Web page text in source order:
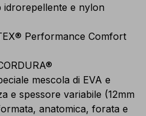
e nylon
Performance Comfort
mescola di EVA e
e spessore variabile (12mm
anatomica, forata e